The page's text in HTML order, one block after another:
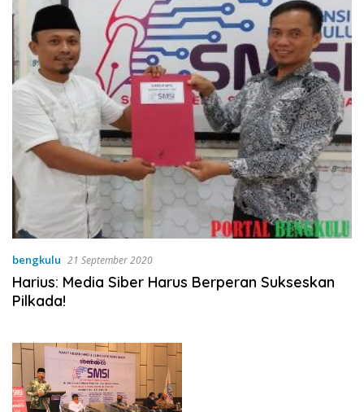
bengkulu 21 September 2020
Harius: Media Siber Harus Berperan Sukseskan
Pilkada!